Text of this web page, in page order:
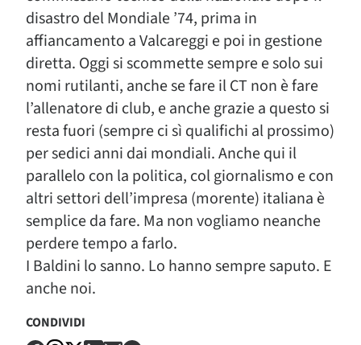
disastro del Mondiale ’74, prima in
affiancamento a Valcareggi e poi in gestione
diretta. Oggi si scommette sempre e solo sui
nomi rutilanti, anche se fare il CT non è fare
l’allenatore di club, e anche grazie a questo si
resta fuori (sempre ci sì qualifichi al prossimo)
per sedici anni dai mondiali. Anche qui il
parallelo con la politica, col giornalismo e con
altri settori dell’impresa (morente) italiana è
semplice da fare. Ma non vogliamo neanche
perdere tempo a farlo.
I Baldini lo sanno. Lo hanno sempre saputo. E
anche noi.
CONDIVIDI